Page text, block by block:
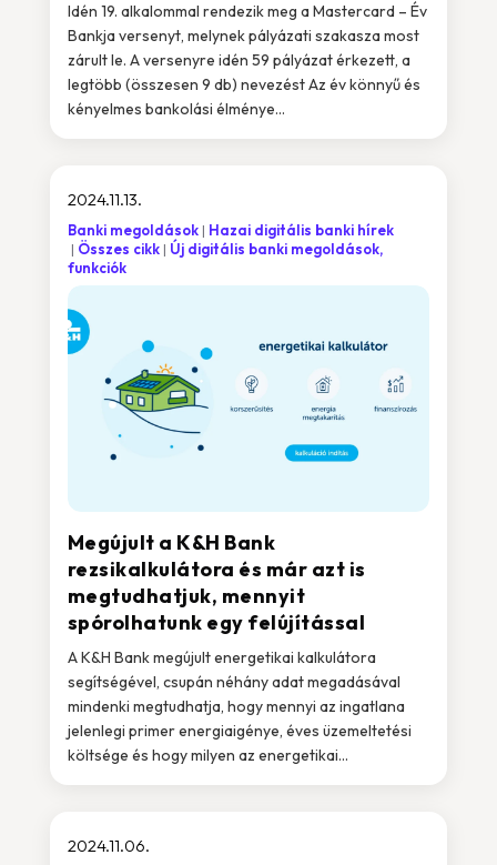
Idén 19. alkalommal rendezik meg a Mastercard – Év
Bankja versenyt, melynek pályázati szakasza most
zárult le. A versenyre idén 59 pályázat érkezett, a
legtöbb (összesen 9 db) nevezést Az év könnyű és
kényelmes bankolási élménye...
Megújult a K&H Bank
rezsikalkulátora és már azt is
megtudhatjuk, mennyit
spórolhatunk egy felújítással
2024.11.13.
Banki megoldások
Hazai digitális banki hírek
Összes cikk
Új digitális banki megoldások,
funkciók
A K&H Bank megújult energetikai kalkulátora
segítségével, csupán néhány adat megadásával
mindenki megtudhatja, hogy mennyi az ingatlana
jelenlegi primer energiaigénye, éves üzemeltetési
költsége és hogy milyen az energetikai...
2024.11.06.